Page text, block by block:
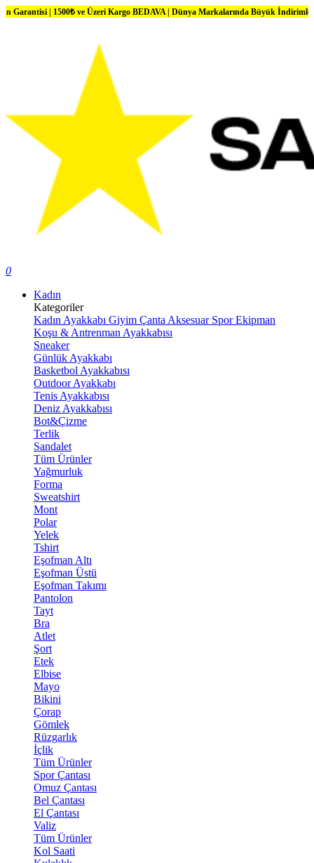
ve Üzeri Kargo BEDAVA | Dünya Markalarında Büyük İndirimler
0
Kadın
Kategoriler
Kadın Ayakkabı Giyim Çanta Aksesuar Spor Ekipman
Koşu & Antrenman Ayakkabısı
Sneaker
Günlük Ayakkabı
Basketbol Ayakkabısı
Outdoor Ayakkabı
Tenis Ayakkabısı
Deniz Ayakkabısı
Bot&Çizme
Terlik
Sandalet
Tüm Ürünler
Yağmurluk
Forma
Sweatshirt
Mont
Polar
Yelek
Tshirt
Eşofman Altı
Eşofman Üstü
Eşofman Takımı
Pantolon
Tayt
Bra
Atlet
Şort
Etek
Elbise
Mayo
Bikini
Çorap
Gömlek
Rüzgarlık
İçlik
Tüm Ürünler
Spor Çantası
Omuz Çantası
Bel Çantası
El Çantası
Valiz
Tüm Ürünler
Kol Saati